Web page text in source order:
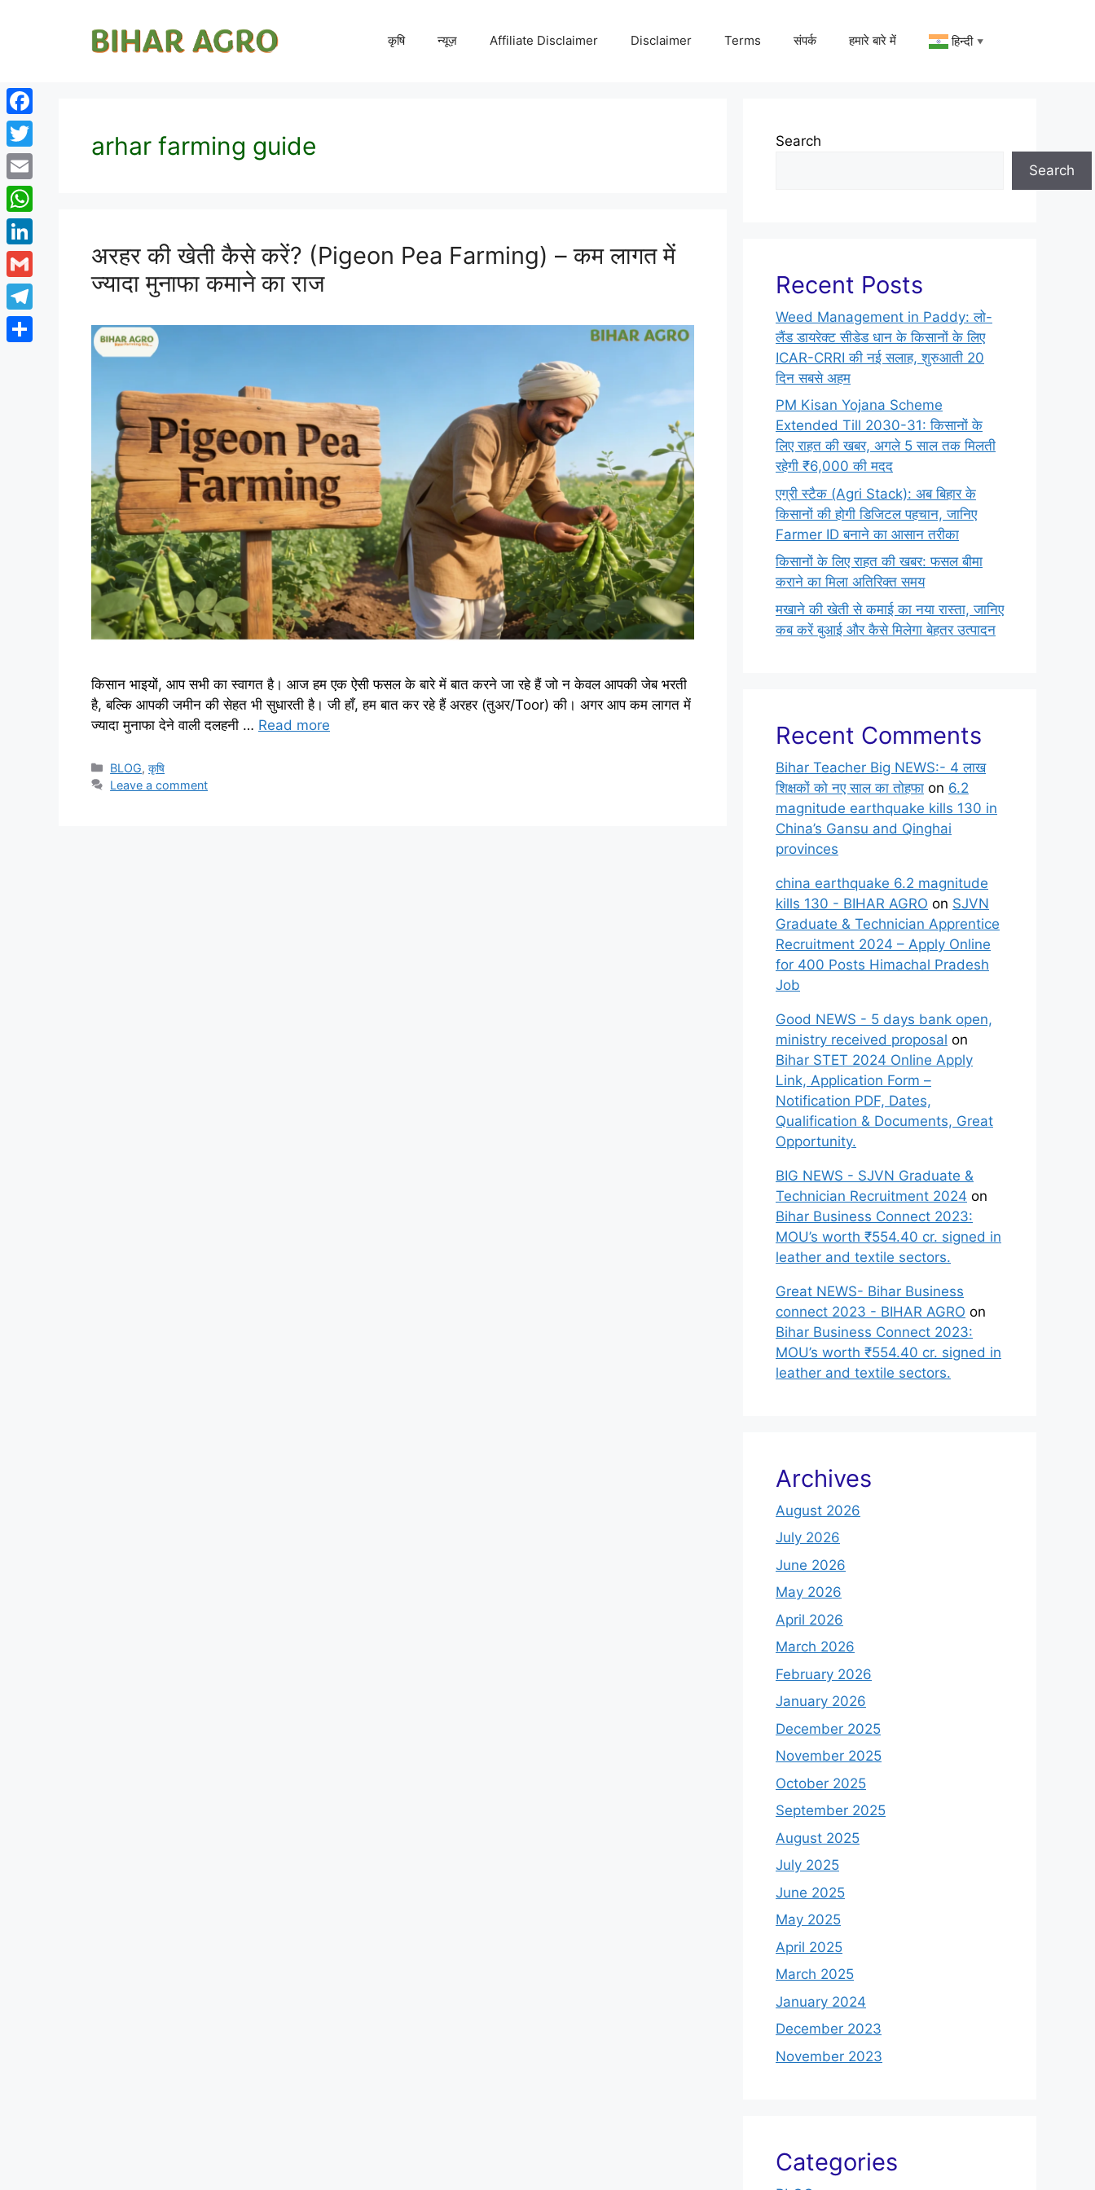
कृषि न्यूज़ Affiliate Disclaimer Disclaimer Terms संपर्क हमारे बारे में हिन्दी ▼
arhar farming guide
अरहर की खेती कैसे करें? (Pigeon Pea Farming) – कम लागत में
ज्यादा मुनाफा कमाने का राज
किसान भाइयों, आप सभी का स्वागत है। आज हम एक ऐसी फसल के बारे में बात करने जा रहे हैं जो न केवल आपकी जेब भरती
है, बल्कि आपकी जमीन की सेहत भी सुधारती है। जी हाँ, हम बात कर रहे हैं अरहर (तुअर/Toor) की। अगर आप कम लागत में
ज्यादा मुनाफा देने वाली दलहनी … Read more
BLOG,कृषि
Leave a comment
Search
Search
Recent Posts
Weed Management in Paddy: लो-
लैंड डायरेक्ट सीडेड धान के किसानों के लिए
ICAR-CRRI की नई सलाह, शुरुआती 20
दिन सबसे अहम
PM Kisan Yojana Scheme
Extended Till 2030-31: किसानों के
लिए राहत की खबर, अगले 5 साल तक मिलती
रहेगी ₹6,000 की मदद
एग्री स्टैक (Agri Stack): अब बिहार के
किसानों की होगी डिजिटल पहचान, जानिए
Farmer ID बनाने का आसान तरीका
किसानों के लिए राहत की खबर: फसल बीमा
कराने का मिला अतिरिक्त समय
मखाने की खेती से कमाई का नया रास्ता, जानिए
कब करें बुआई और कैसे मिलेगा बेहतर उत्पादन
Recent Comments
Bihar Teacher Big NEWS:- 4 लाख
शिक्षकों को नए साल का तोहफा on 6.2
magnitude earthquake kills 130 in
China’s Gansu and Qinghai
provinces
china earthquake 6.2 magnitude
kills 130 - BIHAR AGRO on SJVN
Graduate & Technician Apprentice
Recruitment 2024 – Apply Online
for 400 Posts Himachal Pradesh
Job
Good NEWS - 5 days bank open,
ministry received proposal on
Bihar STET 2024 Online Apply
Link, Application Form –
Notification PDF, Dates,
Qualification & Documents, Great
Opportunity.
BIG NEWS - SJVN Graduate &
Technician Recruitment 2024 on
Bihar Business Connect 2023:
MOU’s worth ₹554.40 cr. signed in
leather and textile sectors.
Great NEWS- Bihar Business
connect 2023 - BIHAR AGRO on
Bihar Business Connect 2023:
MOU’s worth ₹554.40 cr. signed in
leather and textile sectors.
Archives
August 2026
July 2026
June 2026
May 2026
April 2026
March 2026
February 2026
January 2026
December 2025
November 2025
October 2025
September 2025
August 2025
July 2025
June 2025
May 2025
April 2025
March 2025
January 2024
December 2023
November 2023
Categories
Facebook
Twitter
Email
WhatsApp
LinkedIn
Gmail
Telegram